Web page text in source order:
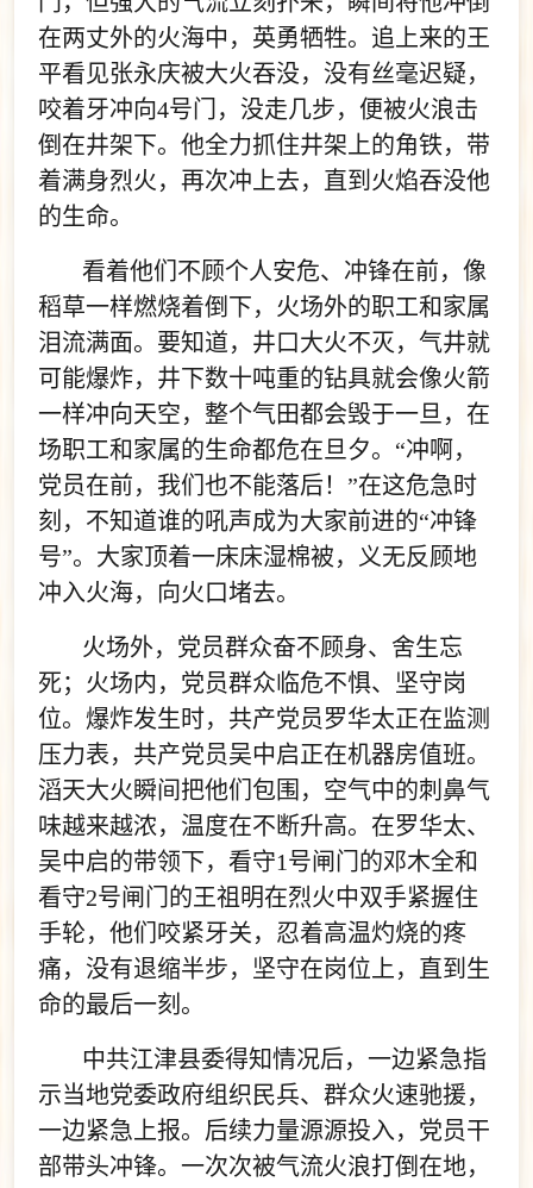
在两丈外的火海中，英勇牺牲。追上来的王
平看见张永庆被大火吞没，没有丝毫迟疑，
咬着牙冲向4号门，没走几步，便被火浪击
倒在井架下。他全力抓住井架上的角铁，带
着满身烈火，再次冲上去，直到火焰吞没他
的生命。
看着他们不顾个人安危、冲锋在前，像
稻草一样燃烧着倒下，火场外的职工和家属
泪流满面。要知道，井口大火不灭，气井就
可能爆炸，井下数十吨重的钻具就会像火箭
一样冲向天空，整个气田都会毁于一旦，在
场职工和家属的生命都危在旦夕。“冲啊，
党员在前，我们也不能落后！”在这危急时
刻，不知道谁的吼声成为大家前进的“冲锋
号”。大家顶着一床床湿棉被，义无反顾地
冲入火海，向火口堵去。
火场外，党员群众奋不顾身、舍生忘
死；火场内，党员群众临危不惧、坚守岗
位。爆炸发生时，共产党员罗华太正在监测
压力表，共产党员吴中启正在机器房值班。
滔天大火瞬间把他们包围，空气中的刺鼻气
味越来越浓，温度在不断升高。在罗华太、
吴中启的带领下，看守1号闸门的邓木全和
看守2号闸门的王祖明在烈火中双手紧握住
手轮，他们咬紧牙关，忍着高温灼烧的疼
痛，没有退缩半步，坚守在岗位上，直到生
命的最后一刻。
中共江津县委得知情况后，一边紧急指
示当地党委政府组织民兵、群众火速驰援，
一边紧急上报。后续力量源源投入，党员干
部带头冲锋。一次次被气流火浪打倒在地，